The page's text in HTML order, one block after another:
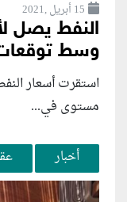
15 أبريل ,2021
النفط يصل
وسط توقعات
استقرت أسعار
مستوى في...
أخبار